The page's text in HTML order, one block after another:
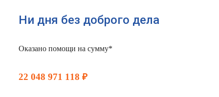
Ни дня без доброго дела
Оказано помощи на сумму*
22 048 971 118 ₽